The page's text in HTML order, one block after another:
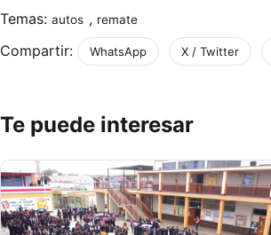
Temas: autos , remate
Compartir: WhatsApp X / Twitter
Te puede interesar